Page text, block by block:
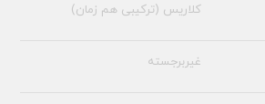
کلاریس (ترکیبی هم زمان)
غیربرجسته